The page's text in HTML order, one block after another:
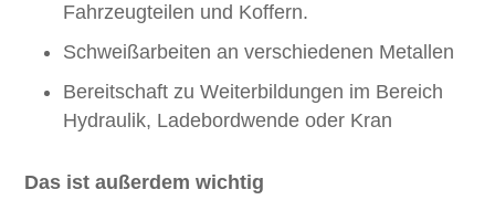
Fahrzeugteilen und Koffern.
Schweißarbeiten an verschiedenen Metallen
Bereitschaft zu Weiterbildungen im Bereich
Hydraulik, Ladebordwende oder Kran
Das ist außerdem wichtig